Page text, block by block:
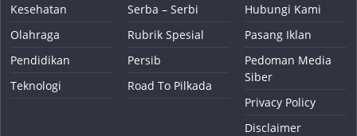
Kesehatan
Olahraga
Pendidikan
Teknologi
Serba – Serbi
Rubrik Spesial
Persib
Road To Pilkada
Hubungi Kami
Pasang Iklan
Pedoman Media
Siber
Privacy Policy
Disclaimer